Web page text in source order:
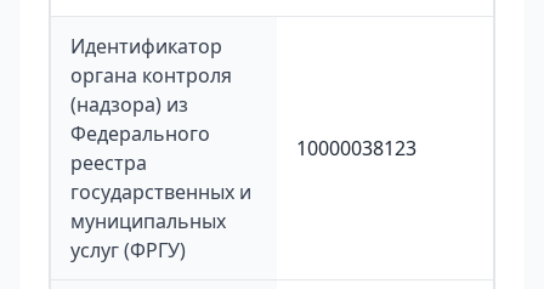
Идентификатор
органа контроля
(надзора) из
Федерального
реестра
государственных и
муниципальных
услуг (ФРГУ)
10000038123